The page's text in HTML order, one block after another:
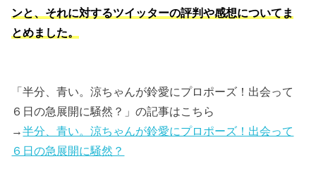
ンと、それに対するツイッターの評判や感想についてま
とめました。
「半分、青い。涼ちゃんが鈴愛にプロポーズ！出会って
６日の急展開に騒然？」の記事はこちら
→半分、青い。涼ちゃんが鈴愛にプロポーズ！出会って
６日の急展開に騒然？